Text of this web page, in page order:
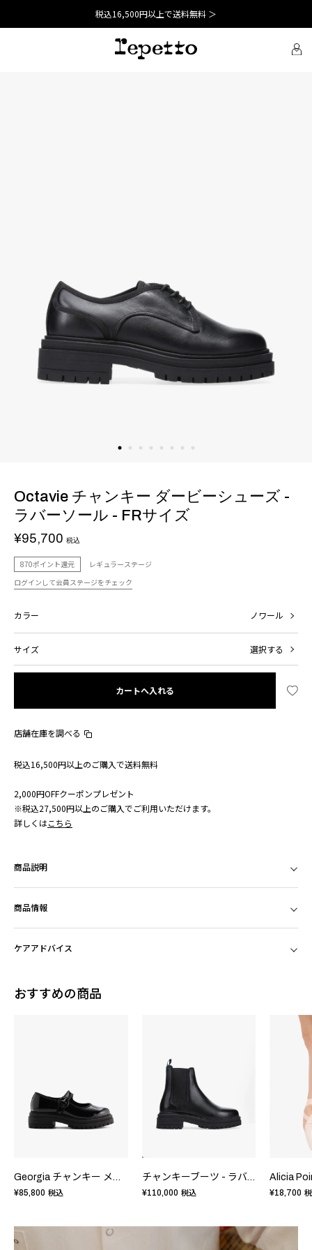
税込16,500円以上で送料無料 ＞
Octavie チャンキー ダービーシューズ -
ラバーソール - FRサイズ
¥95,700 税込
870ポイント還元
レギュラーステージ
ログインして会員ステージをチェック
カラー ノワール
サイズ 選択する
カートへ入れる
店舗在庫を調べる
税込16,500円以上のご購入で送料無料
2,000円OFFクーポンプレゼント
※税込27,500円以上のご購入でご利用いただけます。
詳しくはこちら
商品説明
商品情報
ケアアドバイス
おすすめの商品
Georgia チャンキー メリージェーン - ラバーソール - FRサイズ
¥85,800 税込
チャンキーブーツ - ラバーソール - FRサイズ
¥110,000 税込 ¥18,700